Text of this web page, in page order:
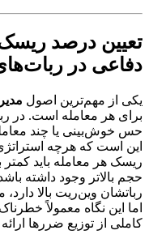
تعیین درصد
دفاعی در
یکی از مهم‌ترین اصول
حس خوش‌بینی یا چند
این است که هرچه
ریسک هر معامله باید
حجم بالاتر وجود داشته
رباتشان وین‌ریت بالا
اما این نگاه معمولاً
کاملی از توزیع ضررها